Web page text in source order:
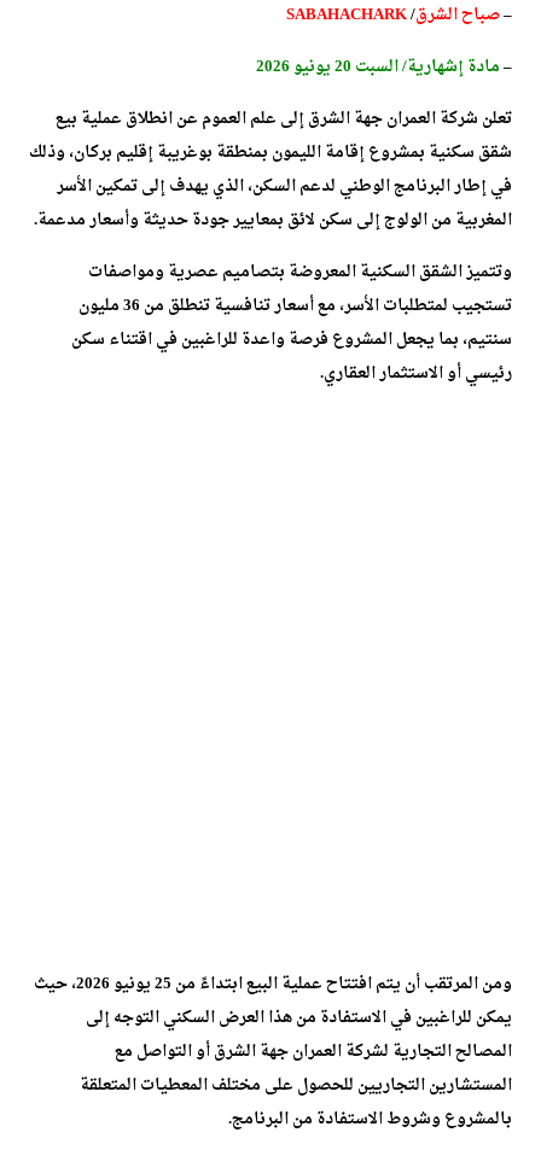
–صباح الشرق/
SABAHACHARK
–مادة إشهارية/ السبت 20 يونيو 2026
تعلن شركة العمران جهة الشرق إلى علم العموم عن انطلاق عملية بيع
شقق سكنية بمشروع إقامة الليمون بمنطقة بوغريبة إقليم بركان، وذلك
في إطار البرنامج الوطني لدعم السكن، الذي يهدف إلى تمكين الأسر
المغربية من الولوج إلى سكن لائق بمعايير جودة حديثة وأسعار مدعمة.
وتتميز الشقق السكنية المعروضة بتصاميم عصرية ومواصفات
تستجيب لمتطلبات الأسر، مع أسعار تنافسية تنطلق من 36 مليون
سنتيم، بما يجعل المشروع فرصة واعدة للراغبين في اقتناء سكن
رئيسي أو الاستثمار العقاري.
ومن المرتقب أن يتم افتتاح عملية البيع ابتداءً من 25 يونيو 2026، حيث
يمكن للراغبين في الاستفادة من هذا العرض السكني التوجه إلى
المصالح التجارية لشركة العمران جهة الشرق أو التواصل مع
المستشارين التجاريين للحصول على مختلف المعطيات المتعلقة
بالمشروع وشروط الاستفادة من البرنامج.